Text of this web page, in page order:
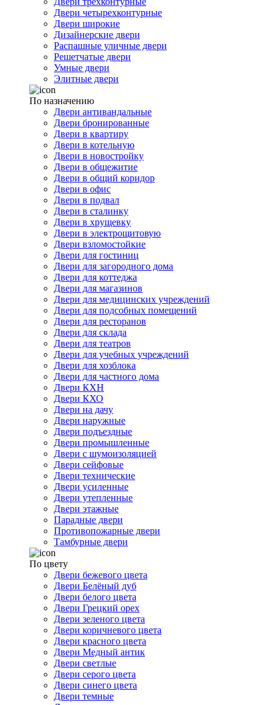
Двери четырехконтурные
Двери широкие
Дизайнерские двери
Распашные уличные двери
Решетчатые двери
Умные двери
Элитные двери
По назначению
Двери антивандальные
Двери бронированные
Двери в квартиру
Двери в котельную
Двери в новостройку
Двери в общежитие
Двери в общий коридор
Двери в офис
Двери в подвал
Двери в сталинку
Двери в хрущевку
Двери в электрощитовую
Двери взломостойкие
Двери для гостиниц
Двери для загородного дома
Двери для коттеджа
Двери для магазинов
Двери для медицинских учреждений
Двери для подсобных помещений
Двери для ресторанов
Двери для склада
Двери для театров
Двери для учебных учреждений
Двери для хозблока
Двери для частного дома
Двери КХН
Двери КХО
Двери на дачу
Двери наружные
Двери подъездные
Двери промышленные
Двери с шумоизоляцией
Двери сейфовые
Двери технические
Двери усиленные
Двери утепленные
Двери этажные
Парадные двери
Противопожарные двери
Тамбурные двери
По цвету
Двери бежевого цвета
Двери Белёный дуб
Двери белого цвета
Двери Грецкий орех
Двери зеленого цвета
Двери коричневого цвета
Двери красного цвета
Двери Медный антик
Двери светлые
Двери серого цвета
Двери синего цвета
Двери темные